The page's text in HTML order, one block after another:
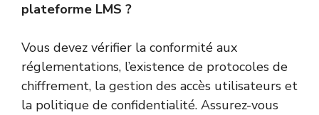
plateforme LMS ?
Vous devez vérifier la conformité aux
réglementations, l’existence de protocoles de
chiffrement, la gestion des accès utilisateurs et
la politique de confidentialité. Assurez-vous